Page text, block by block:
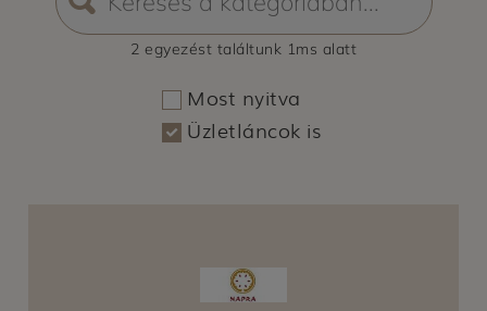
2 egyezést találtunk 1ms alatt
Most nyitva
Üzletláncok is